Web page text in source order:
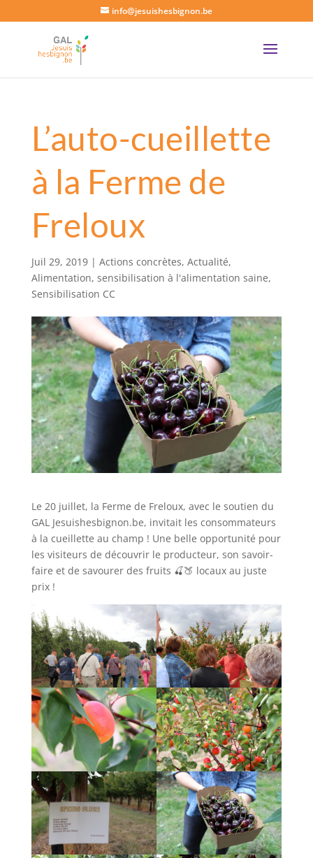
info@jesuishesbignon.be
L’auto-cueillette
à la Ferme de
Freloux
Juil 29, 2019| Actions concrètes, Actualité,
Alimentation, sensibilisation à l'alimentation saine,
Sensibilisation CC
Le 20 juillet, la Ferme de Freloux, avec le soutien du
GAL Jesuishesbignon.be, invitait les consommateurs
à la cueillette au champ ! Une belle opportunité pour
les visiteurs de découvrir le producteur, son savoir-
faire et de savourer des fruits 🍒🍑 locaux au juste
prix !